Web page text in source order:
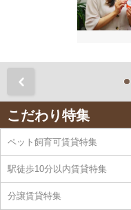
こだわり特集
ペット飼育可賃貸特集
駅徒歩10分以内賃貸特集
分譲賃貸特集